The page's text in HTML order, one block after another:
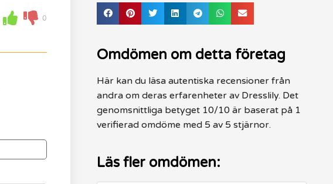
0
Omdömen om detta företag
Här kan du läsa autentiska recensioner från
andra om deras erfarenheter av Dresslily. Det
genomsnittliga betyget 10/10 är baserat på 1
verifierad omdöme med 5 av 5 stjärnor.
Läs fler omdömen: